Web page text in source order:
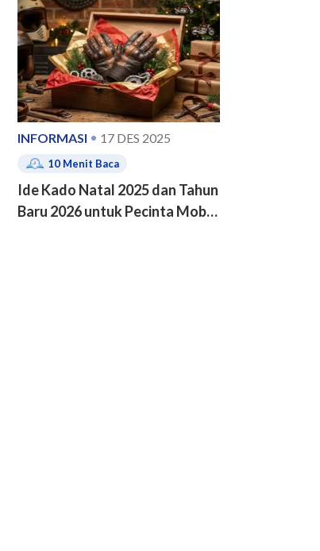
INFORMASI 17 DES 2025
10 Menit Baca
Ide Kado Natal 2025 dan Tahun
Baru 2026 untuk Pecinta Mobil